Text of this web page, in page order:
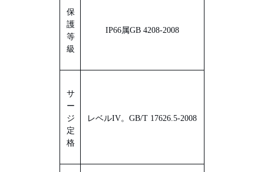
保
護
等
級
IP66属GB 4208-2008
サ
ー
ジ
定
格
レベルIV。GB/T 17626.5-2008